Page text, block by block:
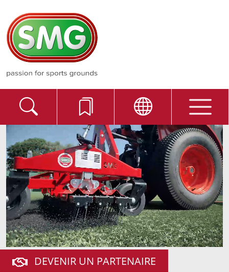
DEVENIR UN PARTENAIRE